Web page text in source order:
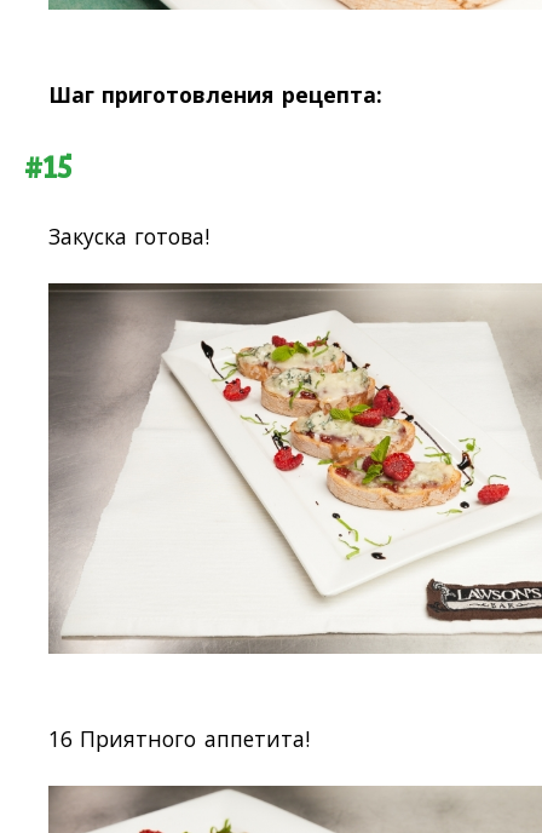
Шаг приготовления рецепта:
#15
Закуска готова!
16 Приятного аппетита!